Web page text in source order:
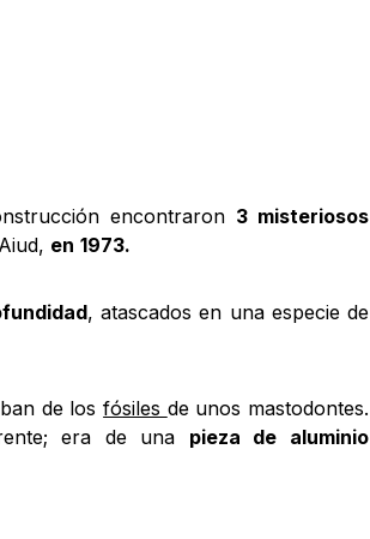
encontraron 3 misteriosos
en 1973.
, atascados en una especie de
de losfósiles de unos mastodontes.
era de una pieza de aluminio